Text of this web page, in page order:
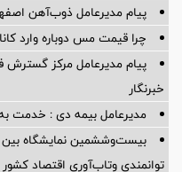
پیام مدیرعامل ذوب‌آهن
چرا قیمت مس دوباره وارد کانال ۱۴ هزار
پیام مدیرعامل مرکز گسترش
خبرنگار
مدیرعامل بیمه دی : خدمت به
بیست‌وششمین نمایشگاه بین
توانمندی وتاب‌آوری اقتصاد